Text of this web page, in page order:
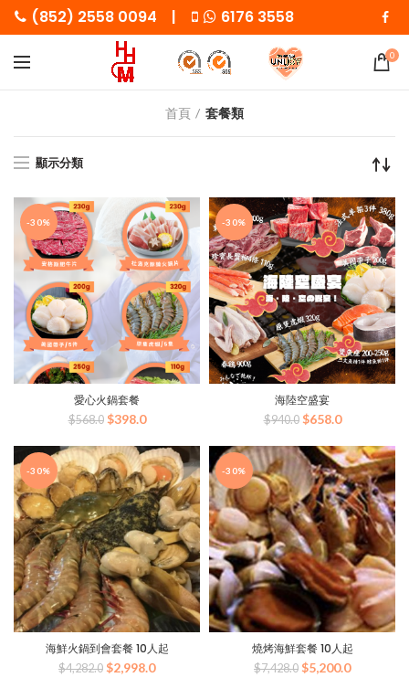
(852) 2558 0094 | 6176 3558
0
首頁 套餐類
顯示分類
-30%
愛心火鍋套餐
$568.0 原
價
格：
$568.0。
$398.0目
價
格：
$398.0。
-30%
海陸空盛宴
$940.0 原
價
格：
$940.0。
$658.0目
價
格：
$658.0。
-30%
海鮮火鍋到會套餐 10人起
$4,282.0 原
$2,998.0目
-30%
燒烤海鮮套餐 10人起
$7,428.0 原
$5,200.0目